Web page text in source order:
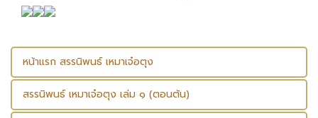
หน้าแรก สรรนิพนธ์ เหมาเจ๋อตุง
สรรนิพนธ์ เหมาเจ๋อตุง เล่ม ๑ (ตอนต้น)